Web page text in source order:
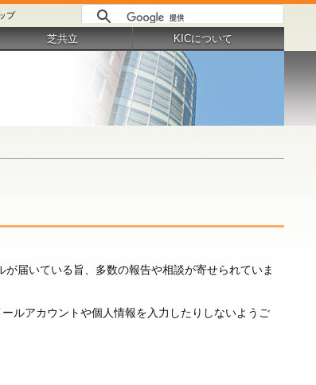
プ
届いている旨、多数の報告や相談が寄せられていま
ルアカウントや個人情報を入力したりしないようご
芝共立 KICについて